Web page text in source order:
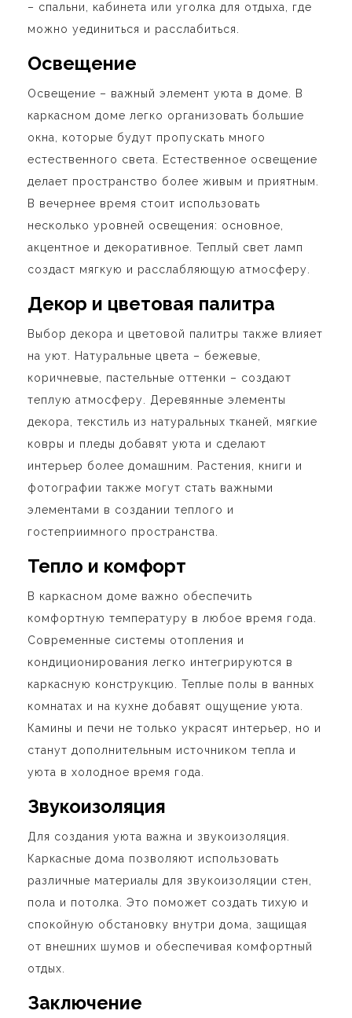
– спальни, кабинета или уголка для отдыха, где
можно уединиться и расслабиться.
Освещение
Освещение – важный элемент уюта в доме. В
каркасном доме легко организовать большие
окна, которые будут пропускать много
естественного света. Естественное освещение
делает пространство более живым и приятным.
В вечернее время стоит использовать
несколько уровней освещения: основное,
акцентное и декоративное. Теплый свет ламп
создаст мягкую и расслабляющую атмосферу.
Декор и цветовая палитра
Выбор декора и цветовой палитры также влияет
на уют. Натуральные цвета – бежевые,
коричневые, пастельные оттенки – создают
теплую атмосферу. Деревянные элементы
декора, текстиль из натуральных тканей, мягкие
ковры и пледы добавят уюта и сделают
интерьер более домашним. Растения, книги и
фотографии также могут стать важными
элементами в создании теплого и
гостеприимного пространства.
Тепло и комфорт
В каркасном доме важно обеспечить
комфортную температуру в любое время года.
Современные системы отопления и
кондиционирования легко интегрируются в
каркасную конструкцию. Теплые полы в ванных
комнатах и на кухне добавят ощущение уюта.
Камины и печи не только украсят интерьер, но и
станут дополнительным источником тепла и
уюта в холодное время года.
Звукоизоляция
Для создания уюта важна и звукоизоляция.
Каркасные дома позволяют использовать
различные материалы для звукоизоляции стен,
пола и потолка. Это поможет создать тихую и
спокойную обстановку внутри дома, защищая
от внешних шумов и обеспечивая комфортный
отдых.
Заключение